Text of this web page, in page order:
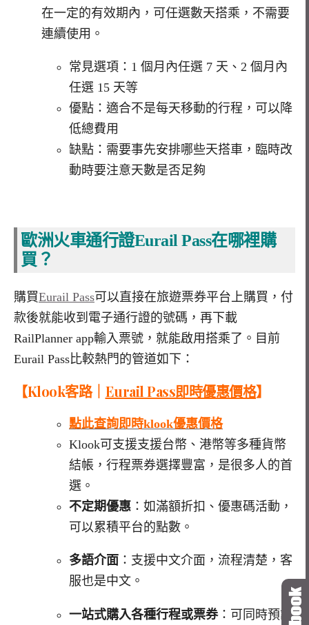
在一定的有效期內，可任選數天搭乘，不需要
連續使用。
常見選項： 1 個月內任選 7 天、 2 個月內
任選 15 天等
優點：適合不是每天移動的行程，可以降
低總費用
缺點：需要事先安排哪些天搭車，臨時改
動時要注意天數是否足夠
歐洲火車通行證Eurail Pass在哪裡購
買？
購買Eurail Pass可以直接在旅遊票券平台上購買，付
款後就能收到電子通行證的號碼，再下載
RailPlanner app輸入票號，就能啟用搭乘了。目前
Eurail Pass比較熱門的管道如下：
【Klook客路｜ Eurail Pass即時優惠價格】
點此查詢即時klook優惠價格
Klook可支援支援台幣、港幣等多種貨幣
結帳，行程票券選擇豐富，是很多人的首
選。
不定期優惠 ：如滿額折扣、優惠碼活動，
可以累積平台的點數。
多語介面 ：支援中文介面，流程清楚，客
服也是中文。
一站式購入各種行程或票券：可同時預訂